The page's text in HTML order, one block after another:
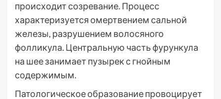
происходит созревание. Процесс
характеризуется омертвением сальной
железы, разрушением волосяного
фолликула. Центральную часть фурункула
на шее занимает пузырек с гнойным
содержимым.
Патологическое образование провоцирует